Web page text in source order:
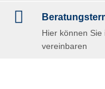
Hier können
vereinbaren